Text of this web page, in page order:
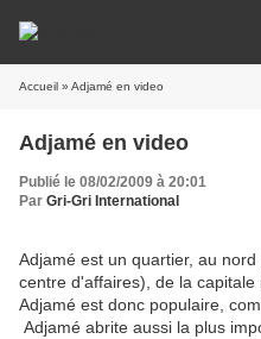
Accueil » Adjamé en video
Adjamé en video
Publié le 08/02/2009 à 20:01
Par Gri-Gri International
Adjamé est un quartier, au
centre d'affaires), de la capitale
Adjamé est donc populaire,
Adjamé abrite aussi la plus